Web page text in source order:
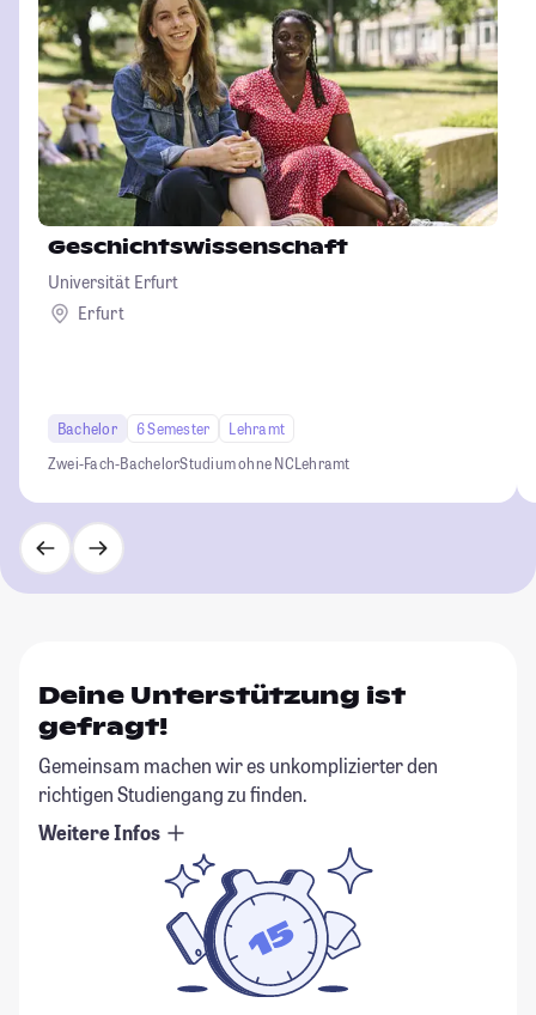
Geschichtswissenschaft
Universität Erfurt
Erfurt
Bachelor 6 Semester
Lehramt
Zwei-Fach-BachelorStudium ohne NCLehramt
Deine Unterstützung ist
gefragt!
Gemeinsam machen wir es unkomplizierter den
richtigen Studiengang zu finden.
Weitere Infos